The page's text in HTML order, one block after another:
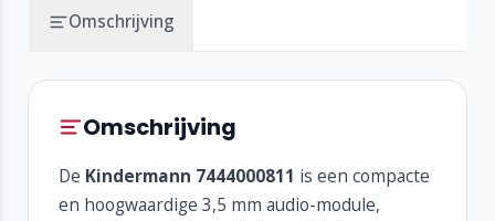
Omschrijving
Omschrijving
De Kindermann 7444000811 is een compacte
en hoogwaardige 3,5 mm audio-module,